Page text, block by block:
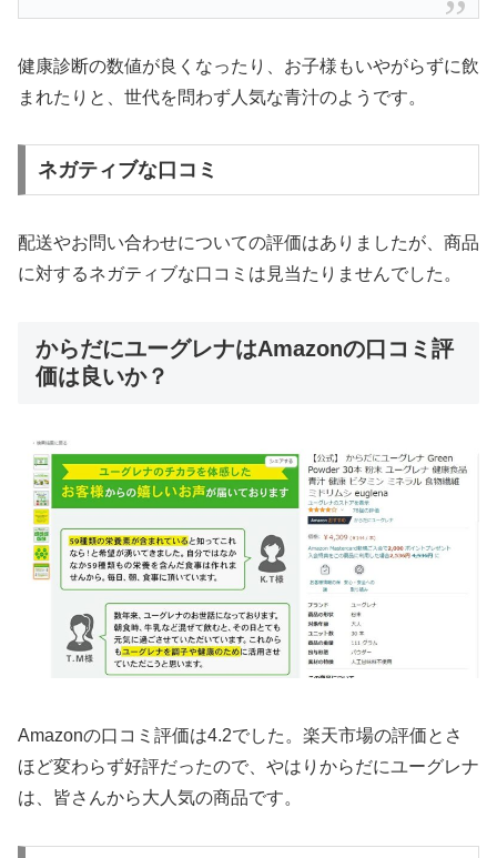
健康診断の数値が良くなったり、お子様もいやがらずに飲
まれたりと、世代を問わず人気な青汁のようです。
ネガティブな口コミ
配送やお問い合わせについての評価はありましたが、商品
に対するネガティブな口コミは見当たりませんでした。
からだにユーグレナはAmazonの口コミ評
価は良いか？
Amazonの口コミ評価は4.2でした。楽天市場の評価とさ
ほど変わらず好評だったので、やはりからだにユーグレナ
は、皆さんから大人気の商品です。